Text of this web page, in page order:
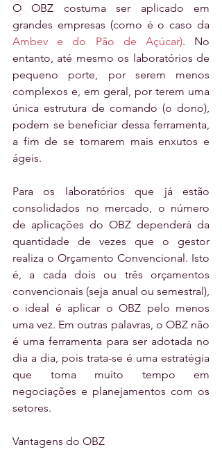
O OBZ costuma ser aplicado em
Ambev e do Pão de Açúcar). No
entanto, até mesmo os laboratórios de
pequeno porte, por serem menos
complexos e, em geral, por terem uma
única estrutura de comando (o dono),
podem se beneficiar dessa ferramenta,
a fim de se tornarem mais enxutos e
ágeis.
Para os laboratórios que já estão
consolidados no mercado, o número
de aplicações do OBZ dependerá da
quantidade de vezes que o gestor
realiza o Orçamento Convencional. Isto
é, a cada dois ou três orçamentos
convencionais (seja anual ou semestral),
o ideal é aplicar o OBZ pelo menos
uma vez. Em outras palavras, o OBZ não
é uma ferramenta para ser adotada no
dia a dia, pois trata-se é uma estratégia
que toma muito tempo em
negociações e planejamentos com os
setores.
Vantagens do OBZ